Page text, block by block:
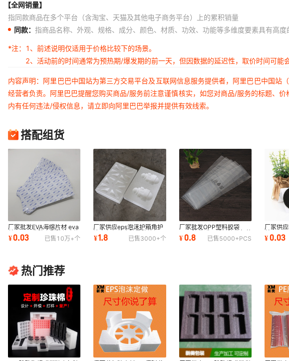
【全网销量】
指同款商品在多个平台（含淘宝、天猫及其他电子商务平台）上的累积销量
同款： 指商品名称、外观、规格、成分、颜色、材质、功效、功能等多维度要素具有高
*注：
1、前述说明仅适用于价格比较下的场景。
2、活动前的时间通常为预热期/爆发期的前一天，但因数据的延迟性，取价时间可能
内容声明：阿里巴巴中国站为第三方交易平台及互联网信息服务提供者，阿里巴巴中国
经营者负责。阿里巴巴提醒您购买商品/服务前注意谨慎核实，如您对商品/服务的标题、
内有任何违法/侵权信息，请立即向阿里巴巴举报并提供有效线索。
搭配组货
厂家批发EVA海绵片材 eva
单面双面背胶充型防静电泡
棉垫
¥0.03 已售 10万+个
厂家供应eps泡沫护箱角护
边白色包装盒防震防摔加厚
快递打包专用
¥1.8 已售3000+个
厂家批发OPP塑料胶袋
PVC胶袋透明塑料胶袋包装
印刷PE胶袋
¥0.8 已售5000+PCS
厂家供
单面双
棉内衬脚
¥0.03
热门推荐